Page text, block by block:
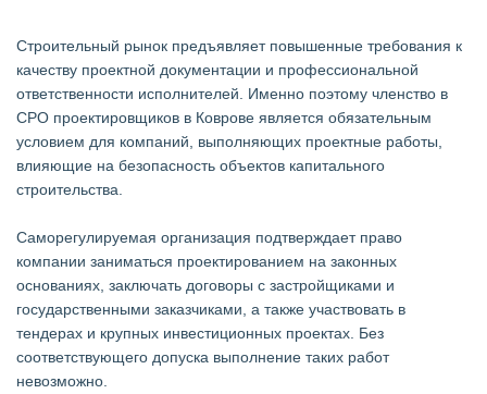
Строительный рынок предъявляет повышенные требования к
качеству проектной документации и профессиональной
ответственности исполнителей. Именно поэтому членство в
СРО проектировщиков в Коврове является обязательным
условием для компаний, выполняющих проектные работы,
влияющие на безопасность объектов капитального
строительства.
Саморегулируемая организация подтверждает право
компании заниматься проектированием на законных
основаниях, заключать договоры с застройщиками и
государственными заказчиками, а также участвовать в
тендерах и крупных инвестиционных проектах. Без
соответствующего допуска выполнение таких работ
невозможно.